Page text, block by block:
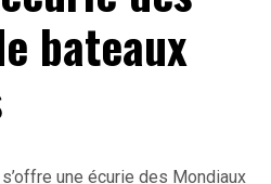
bateaux